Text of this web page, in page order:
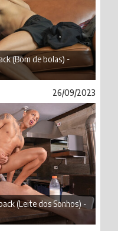
(Bom de bolas) -
26/09/2023
(Leite dos Sonhos) -